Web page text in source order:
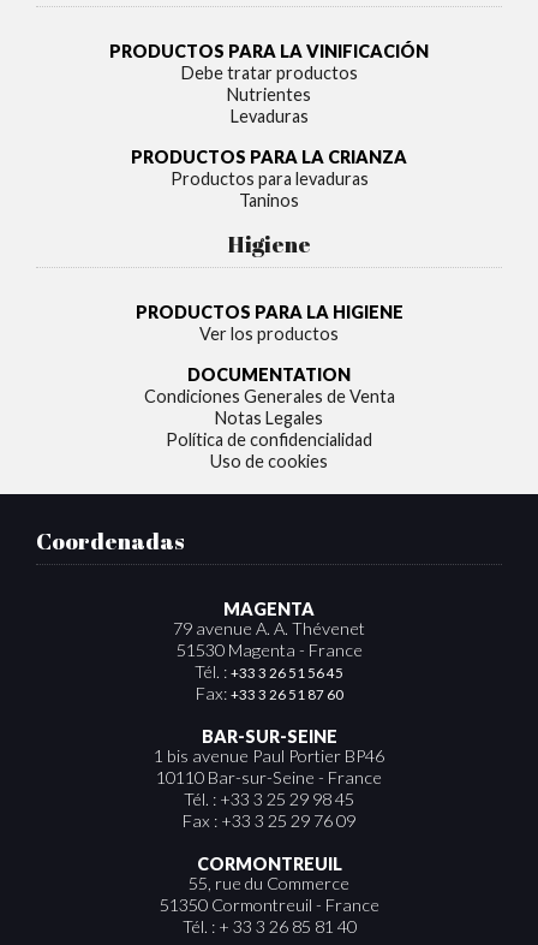
PRODUCTOS PARA LA VINIFICACIÓN
Debe tratar productos
Nutrientes
Levaduras
PRODUCTOS PARA LA CRIANZA
Productos para levaduras
Taninos
Higiene
PRODUCTOS PARA LA HIGIENE
Ver los productos
DOCUMENTATION
Condiciones Generales de Venta
Notas Legales
Política de confidencialidad
Uso de cookies
Coordenadas
MAGENTA
79 avenue A. A. Thévenet
51530 Magenta - France
Tél. : +33 3 26 51 56 45
Fax: +33 3 26 51 87 60
BAR-SUR-SEINE
1 bis avenue Paul Portier BP46
10110 Bar-sur-Seine - France
Tél. : +33 3 25 29 98 45
Fax : +33 3 25 29 76 09
CORMONTREUIL
55, rue du Commerce
51350 Cormontreuil - France
Tél. : + 33 3 26 85 81 40